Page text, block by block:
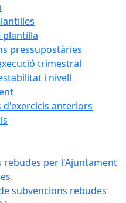
plantilla
pressupostàries
trimestral
i nivell
d'exercicis anteriors
rebudes per l'Ajuntament
subvencions rebudes